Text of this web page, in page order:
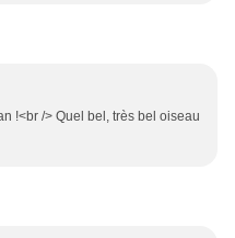
!<br /> Quel bel, très bel oiseau